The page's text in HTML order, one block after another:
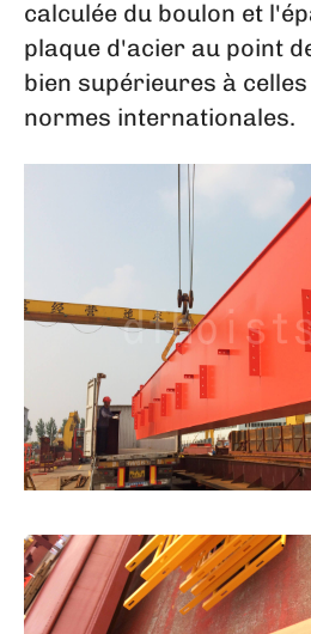
calculée du boulon et
plaque d'acier au point
bien supérieures à
normes internationales.